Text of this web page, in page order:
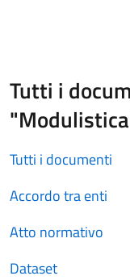
Tutti i
Tutti i documenti
Accordo tra enti
Atto normativo
Dataset